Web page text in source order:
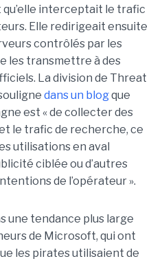
interceptait le trafic
Elle redirigeait ensuite
contrôlés par les
les transmettre à des
La division de Threat
dans un blogque
est « de collecter des
le trafic de recherche, ce
utilisations en aval
ciblée ou d’autres
de l’opérateur ».
une tendance plus large
de Microsoft, qui ont
les pirates utilisaient de